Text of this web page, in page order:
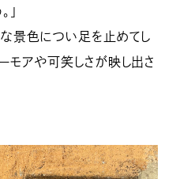
」
景色につい足を止めてし
モアや可笑しさが映し出さ